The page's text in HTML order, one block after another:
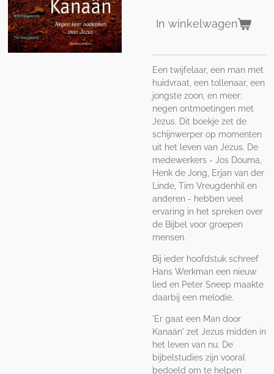
In winkelwagen
Een twijfelaar, een man met
huidvraat, een tollenaar, een
jongste zoon, en meer:
negen ontmoetingen met
Jezus. Dit boekje zet de
schijnwerper op momenten
uit het leven van Jezus. De
medewerkers - Jos Douma,
Henk de Jong, Erjan van der
Linde, Tim Vreugdenhil en
anderen - hebben veel
ervaring in het spreken over
de Bijbel voor groepen
mensen.
Bij ieder hoofdstuk schreef
Hans Werkman een nieuw
lied en Peter Sneep maakte
daarbij een melodie.
'Er gaat een Man door
Kanaän' zet Jezus midden in
het leven van nu. De
bijbelstudies zijn vooral
bedoeld om te helpen